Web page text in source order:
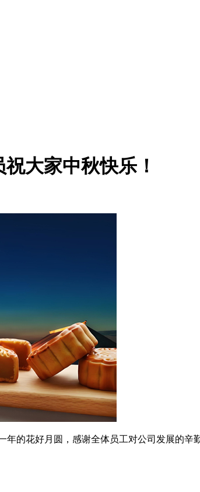
大家中秋快乐！
的花好月圆，感谢全体员工对公司发展的辛